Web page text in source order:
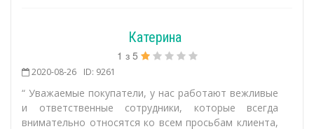
Катерина
1 з 5
2020-08-26 ID: 9261
“ Уважаемые покупатели, у нас работают вежливые
и ответственные сотрудники, которые всегда
внимательно относятся ко всем просьбам клиента,